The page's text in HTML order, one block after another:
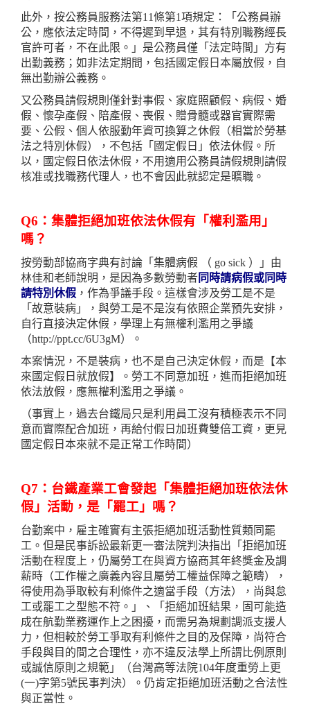
此外，按公務員服務法第11條第1項規定：「公務員辦
公，應依法定時間，不得遲到早退，其有特別職務經長
官許可者，不在此限。」是公務員僅「法定時間」方有
出勤義務；如非法定期間，包括國定假日本屬放假，自
無出勤辦公義務。
又公務員請假規則僅針對事假、家庭照顧假、病假、婚
假、懷孕產假、陪產假、喪假、贈骨髓或器官實際需
要、公假、個人依服勤年資可換算之休假（相當於勞基
法之特別休假），不包括「國定假日」依法休假。所
以，國定假日依法休假，不用適用公務員請假規則請假
核准或找職務代理人，也不會因此就認定是曠職。
Q6：集體拒絕加班依法休假有「權利濫用」
嗎？
按勞動部協商字典有討論「集體病假 （ go sick ）」由
林佳和老師說明，是因為多數勞動者同時請病假或同時
請特別休假 ，作為爭議手段。這樣會涉及勞工是不是
「故意裝病」，與勞工是不是沒有依照企業預先安排，
自行直接決定休假，學理上有無權利濫用之爭議
（http://ppt.cc/6U3gM）。
本案情況，不是裝病，也不是自己決定休假，而是【本
來國定假日就放假】。勞工不同意加班，進而拒絕加班
依法放假，應無權利濫用之爭議。
（事實上，過去台鐵局只是利用員工沒有積極表示不同
意而實際配合加班，再給付假日加班費雙倍工資，更見
國定假日本來就不是正常工作時間）
Q7：台鐵產業工會發起「集體拒絕加班依法休
假」活動，是「罷工」嗎？
台勤案中，雇主確實有主張拒絕加班活動性質類同罷
工。但是民事訴訟最新更一審法院判決指出「拒絕加班
活動在程度上，仍屬勞工在與資方協商其年終獎金及調
薪時（工作權之廣義內容且屬勞工權益保障之範疇），
得使用為爭取較有利條件之適當手段（方法），尚與怠
工或罷工之型態不符。」、「拒絕加班結果，固可能造
成在航勤業務運作上之困擾，而需另為規劃調派支援人
力，但相較於勞工爭取有利條件之目的及保障，尚符合
手段與目的間之合理性，亦不違反法學上所謂比例原則
或誠信原則之規範」（台灣高等法院104年度重勞上更
(一)字第5號民事判決）。仍肯定拒絕加班活動之合法性
與正當性。